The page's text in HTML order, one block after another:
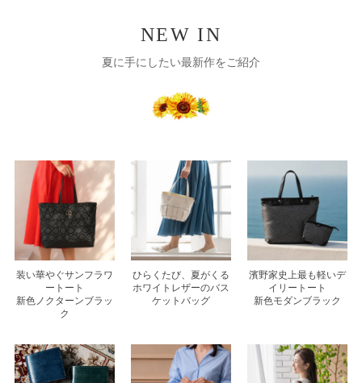
NEW IN
夏に手にしたい最新作をご紹介
装い華やぐサンフラワ
ートート
新色ノクターンブラッ
ク
ひらくたび、夏がくる
ホワイトレザーのバス
ケットバッグ
濱野家史上最も軽いデ
イリートート
新色モダンブラック